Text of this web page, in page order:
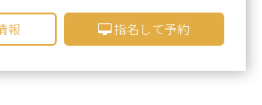
報 指名して予約